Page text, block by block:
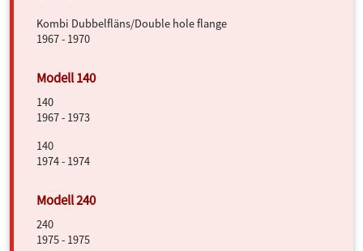
Kombi Dubbelfläns/Double hole flange
1967 - 1970
140
1967 - 1973
140
1974 - 1974
240
1975 - 1975